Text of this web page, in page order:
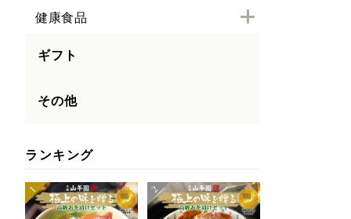
健康食品
ギフト
その他
ランキング